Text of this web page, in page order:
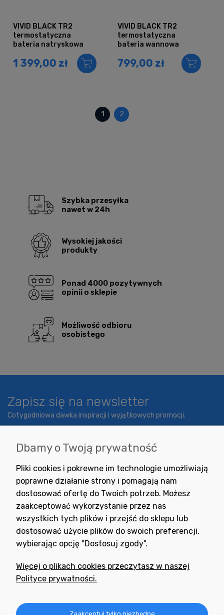
VIVID BLACK TR2
termostatyczna
bateria natryskowa
deszczownica Ultra
Slim 40 cm CZARNA
1 399,00 zł
VIVID BLACK TR2
termostatyczna
bateria wannowa
799,00 zł
1 2
Szybka przesyłka
nawet w 24h
Wysokiej jakości
produkty
Ponad 4000 pozytywnych
opinii o sklepie
Możliwość odbioru
osobistego
Zapisz się na newsletter
Cotygodniowa dawka inspiracji i wyjątkowych promocji.
Wyrażam zgodę na otrzymywanie newslettera z inspiracjami,
nowościami i promocjami.
Potrzebujesz pomocy
+48 791 806 804
Dbamy o Twoją prywatność
Pliki cookies i pokrewne im technologie umożliwiają
poprawne działanie strony i pomagają nam
dostosować ofertę do Twoich potrzeb. Możesz
zaakceptować wykorzystanie przez nas
wszystkich tych plików i przejść do sklepu lub
dostosować użycie plików do swoich preferencji,
wybierając opcję "Dostosuj zgody".
Więcej o plikach cookies przeczytasz w naszej
Polityce prywatności.